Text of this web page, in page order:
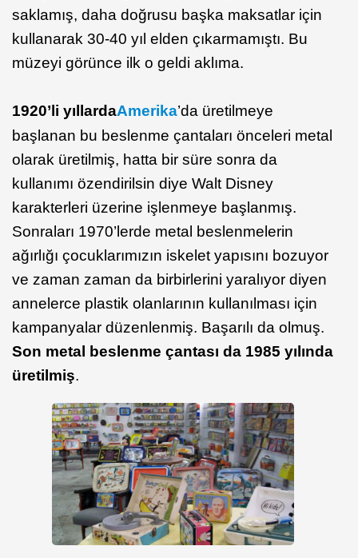
saklamış, daha doğrusu başka maksatlar için
kullanarak 30-40 yıl elden çıkarmamıştı. Bu
müzeyi görünce ilk o geldi aklıma.
1920’li yıllardaAmerika’da üretilmeye
başlanan bu beslenme çantaları önceleri metal
olarak üretilmiş, hatta bir süre sonra da
kullanımı özendirilsin diye Walt Disney
karakterleri üzerine işlenmeye başlanmış.
Sonraları 1970’lerde metal beslenmelerin
ağırlığı çocuklarımızın iskelet yapısını bozuyor
ve zaman zaman da birbirlerini yaralıyor diyen
annelerce plastik olanlarının kullanılması için
kampanyalar düzenlenmiş. Başarılı da olmuş.
Son metal beslenme çantası da 1985 yılında
üretilmiş.